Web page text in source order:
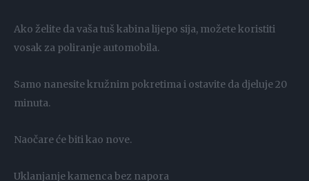
Ako želite da vaša tuš kabina lijepo sija, možete koristiti
vosak za poliranje automobila.
Samo nanesite kružnim pokretima i ostavite da djeluje 20
minuta.
Naočare će biti kao nove.
Uklanjanje kamenca bez napora